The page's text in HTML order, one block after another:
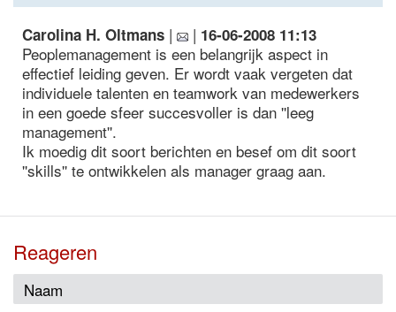
Carolina H. Oltmans | | 16-06-2008 11:13
Peoplemanagement is een belangrijk aspect in
effectief leiding geven. Er wordt vaak vergeten dat
individuele talenten en teamwork van medewerkers
in een goede sfeer succesvoller is dan ''leeg
management''.
Ik moedig dit soort berichten en besef om dit soort
''skills'' te ontwikkelen als manager graag aan.
Reageren